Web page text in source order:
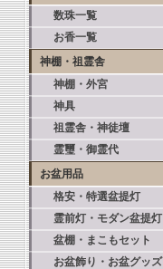
数珠一覧
お香一覧
神棚・祖霊舎
神棚・外宮
神具
祖霊舎・神徒壇
霊璽・御霊代
お盆用品
格安・特選盆提灯
霊前灯・モダン盆提灯
盆棚・まこもセット
お盆飾り・お盆グッズ